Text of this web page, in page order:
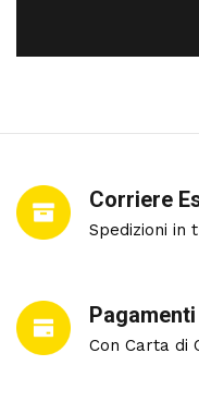
Corriere
Spedizioni in
Con Carta di